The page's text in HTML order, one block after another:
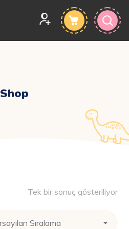
Shop
Tek bir sonuç gösteriliyor